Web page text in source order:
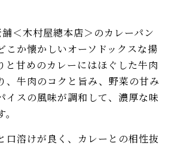
＜木村屋總本店＞のカレーパン
こか懐かしいオーソドックスな揚
と甘めのカレーにはほぐした牛肉
、牛肉のコクと旨み、野菜の甘み
イスの風味が調和して、濃厚な味
口溶けが良く、カレーとの相性抜